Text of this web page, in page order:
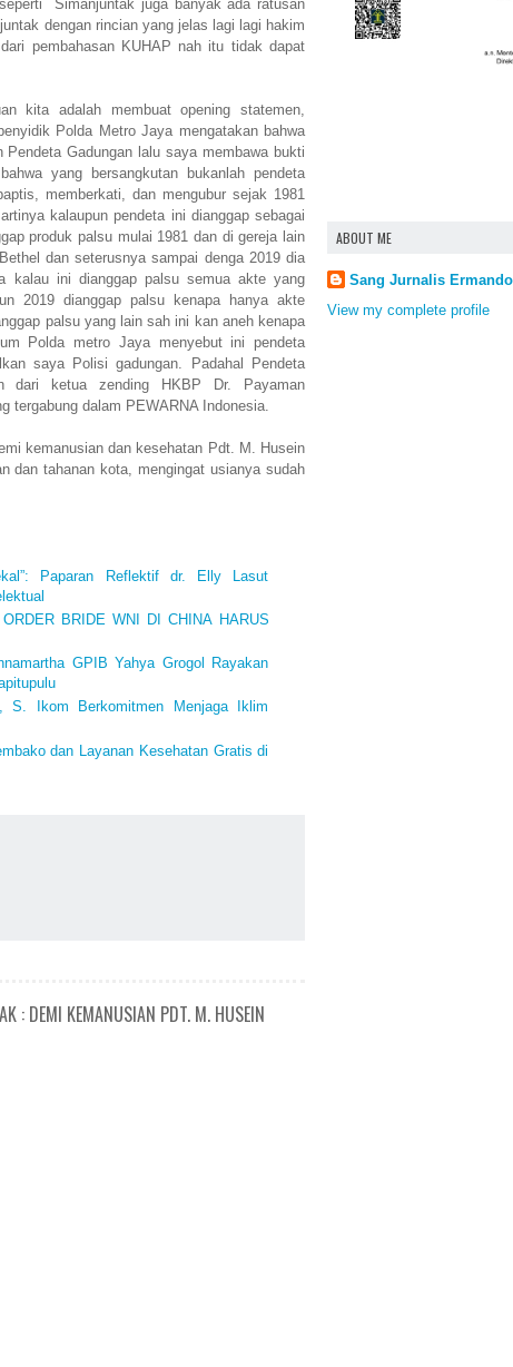
Simanjuntak juga banyak ada ratusan
dengan rincian yang jelas lagi lagi hakim
pembahasan KUHAP nah itu tidak dapat
kita adalah membuat opening statemen,
Polda Metro Jaya mengatakan bahwa
Gadungan lalu saya membawa bukti
yang bersangkutan bukanlah pendeta
memberkati, dan mengubur sejak 1981
kalaupun pendeta ini dianggap sebagai
produk palsu mulai 1981 dan di gereja lain
dan seterusnya sampai denga 2019 dia
kalau ini dianggap palsu semua akte yang
2019 dianggap palsu kenapa hanya akte
palsu yang lain sah ini kan aneh kenapa
Polda metro Jaya menyebut ini pendeta
saya Polisi gadungan. Padahal Pendeta
dari ketua zending HKBP Dr. Payaman
tergabung dalam PEWARNA Indonesia.
kemanusian dan kesehatan Pdt. M. Husein
dan tahanan kota, mengingat usianya sudah
Paparan Reflektif dr. Elly Lasut
BRIDE WNI DI CHINA HARUS
GPIB Yahya Grogol Rayakan
S. Ikom Berkomitmen Menjaga Iklim
dan Layanan Kesehatan Gratis di
: DEMI KEMANUSIAN PDT. M. HUSEIN
ABOUT ME
Sang Jurnalis
View my complete profile